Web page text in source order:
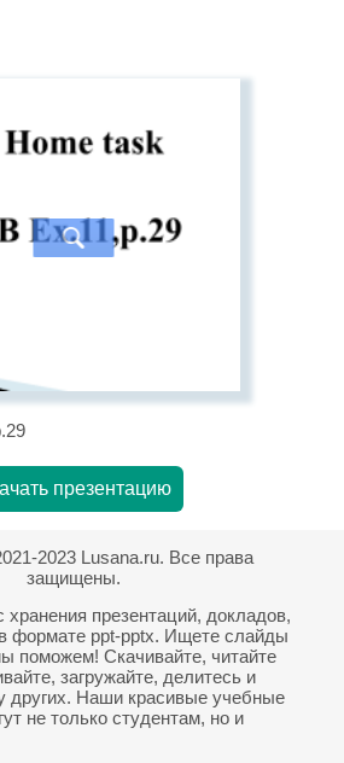
презентацию
2023 Lusana.ru. Все права
защищены.
хранения презентаций, докладов,
формате ppt-pptx. Ищете слайды
поможем! Скачивайте, читайте
загружайте, делитесь и
других. Наши красивые учебные
не только студентам, но и